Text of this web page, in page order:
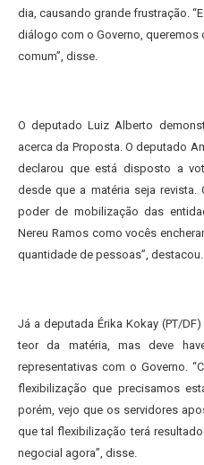
dia, causando grande frustração.
diálogo com o Governo, queremos
comum”, disse.
O deputado Luiz Alberto
acerca da Proposta. O deputado
declarou que está disposto a
desde que a matéria seja revista.
poder de mobilização das
Nereu Ramos como vocês
quantidade de pessoas”, destacou.
Já a deputada Érika Kokay (PT/
teor da matéria, mas deve
representativas com o Governo.
flexibilização que precisamos
porém, vejo que os servidores
que tal flexibilização terá
negocial agora”, disse.